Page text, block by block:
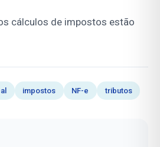
cálculos de impostos estão
impostos NF-e tributos